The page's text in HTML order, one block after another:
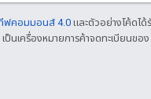
ฟคอมมอนส์ 4.0และตัวอย่างโค้ดไ
ป็นเครื่องหมายการค้าจดทะเบียนขอ